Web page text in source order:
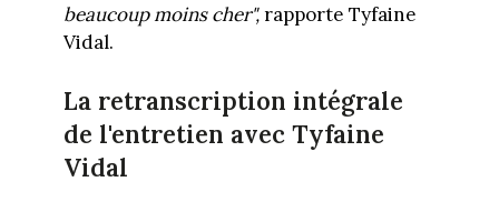
beaucoup moins cher",rapporte Tyfaine
Vidal.
La retranscription intégrale
de l'entretien avec Tyfaine
Vidal